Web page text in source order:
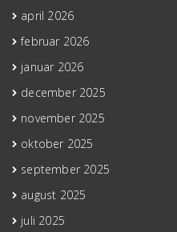
april 2026
februar 2026
januar 2026
december 2025
november 2025
oktober 2025
september 2025
august 2025
juli 2025